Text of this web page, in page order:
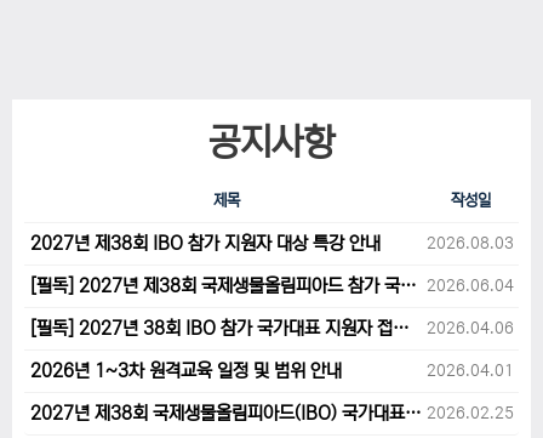
공지사항
제목 작성일
2027년 제38회 IBO 참가 지원자 대상 특강 안내 2026.08.03
[필독] 2027년 제38회 국제생물올림피아드 참가 국가대표 1차후보자 선발고사 범위 및 일정 안내 2026.06.04
[필독] 2027년 38회 IBO 참가 국가대표 지원자 접수 마감 및 원격교육 관련 공지사항 안내입니다. 2026.04.06
2026년 1~3차 원격교육 일정 및 범위 안내 2026.04.01
2027년 제38회 국제생물올림피아드(IBO) 국가대표 후보자 지원 안내 2026.02.25